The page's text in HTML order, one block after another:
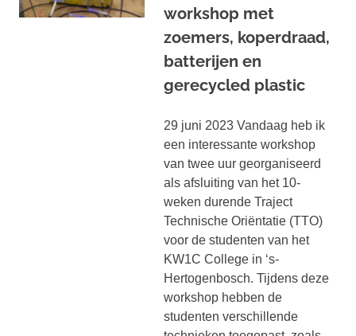
workshop met
zoemers, koperdraad,
batterijen en
gerecycled plastic
29 juni 2023 Vandaag heb ik
een interessante workshop
van twee uur georganiseerd
als afsluiting van het 10-
weken durende Traject
Technische Oriëntatie (TTO)
voor de studenten van het
KW1C College in ‘s-
Hertogenbosch. Tijdens deze
workshop hebben de
studenten verschillende